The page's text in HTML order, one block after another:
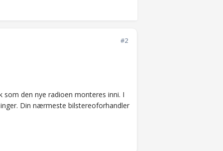
#2
den nye radioen monteres inni. I
Din nærmeste bilstereoforhandler